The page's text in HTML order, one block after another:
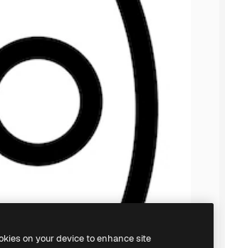
on your device to enhance site